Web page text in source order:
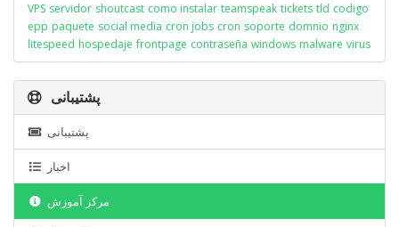
VPS servidor shoutcast como instalar teamspeak tickets tld codigo
epp paquete social media cron jobs cron soporte domnio nginx
litespeed hospedaje frontpage contraseña windows malware virus
پشتیبانی
پشتیبانی
اخبار
مرکز آموزش